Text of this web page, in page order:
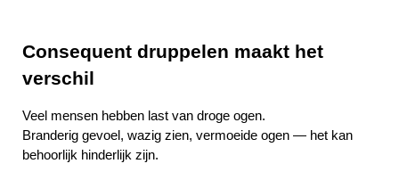
Consequent druppelen maakt het
verschil
Veel mensen hebben last van droge ogen.
Branderig gevoel, wazig zien, vermoeide ogen — het kan
behoorlijk hinderlijk zijn.